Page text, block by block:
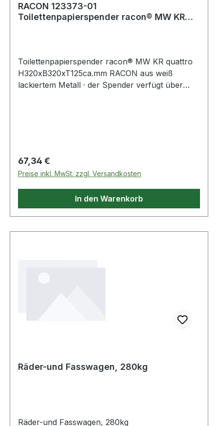
RACON 123373-01
Toilettenpapierspender racon® MW KR
Toilettenpapierspender racon® MW KR quattro
H320xB320xT125ca.mm RACON aus weiß
lackiertem Metall · der Spender verfügt über
Material: Metall
Regulärer Preis:
67,34 €
Preise inkl. MwSt. zzgl. Versandkosten
In den Warenkorb
Räder-und Fasswagen, 280kg
Räder-und Fasswagen, 280kg